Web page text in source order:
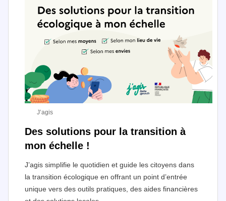
Des solutions pour la transition à
mon échelle !
J’agis simplifie le quotidien et guide les citoyens dans
la transition écologique en offrant un point d’entrée
unique vers des outils pratiques, des aides financières
J’agis